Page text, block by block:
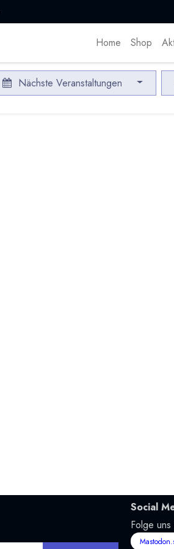
Home Shop
Nächste Veranstaltungen
Social
Folge